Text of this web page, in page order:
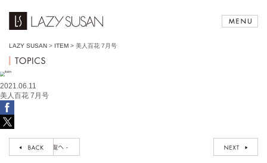
LAZY SUSAN > ITEM > 美人百花 7月号
2021.06.11
美人百花 7月号